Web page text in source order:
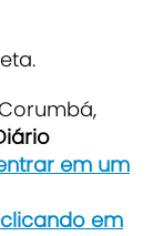
em um
em